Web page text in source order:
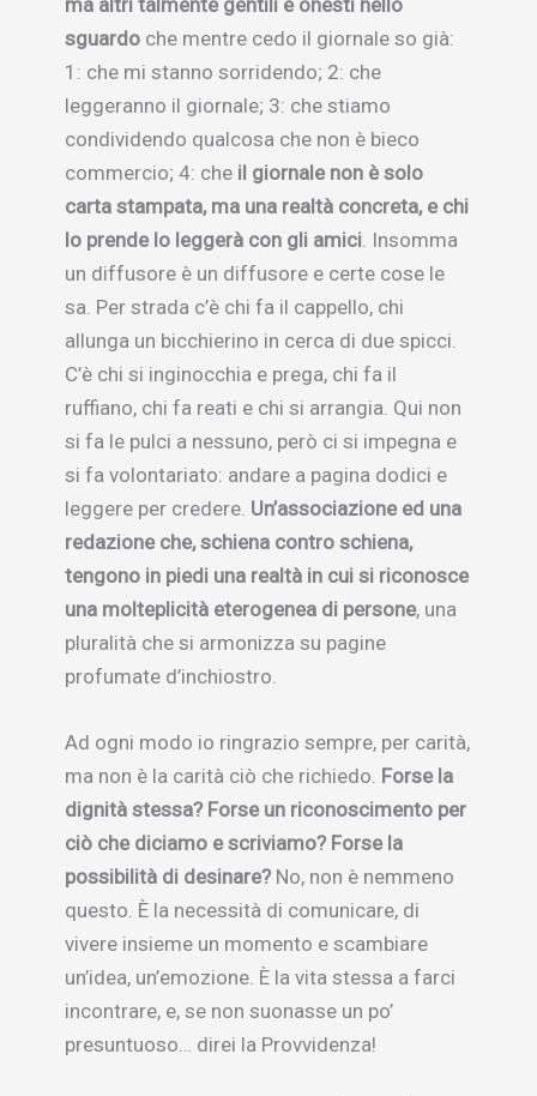
sguardo che mentre cedo il giornale so già:
1: che mi stanno sorridendo; 2: che
leggeranno il giornale; 3: che stiamo
condividendo qualcosa che non è bieco
commercio; 4: che il giornale non è solo
carta stampata, ma una realtà concreta, e chi
lo prende lo leggerà con gli amici . Insomma
un diffusore è un diffusore e certe cose le
sa. Per strada c’è chi fa il cappello, chi
allunga un bicchierino in cerca di due spicci.
C’è chi si inginocchia e prega, chi fa il
ruffiano, chi fa reati e chi si arrangia. Qui non
si fa le pulci a nessuno, però ci si impegna e
si fa volontariato: andare a pagina dodici e
leggere per credere. Un’associazione ed una
redazione che, schiena contro schiena,
tengono in piedi una realtà in cui si riconosce
una molteplicità eterogenea di persone, una
pluralità che si armonizza su pagine
profumate d’inchiostro.
Ad ogni modo io ringrazio sempre, per carità,
ma non è la carità ciò che richiedo. Forse la
dignità stessa? Forse un riconoscimento per
ciò che diciamo e scriviamo? Forse la
possibilità di desinare? No, non è nemmeno
questo. È la necessità di comunicare, di
vivere insieme un momento e scambiare
un’idea, un’emozione. È la vita stessa a farci
incontrare, e, se non suonasse un po’
presuntuoso… direi la Provvidenza!